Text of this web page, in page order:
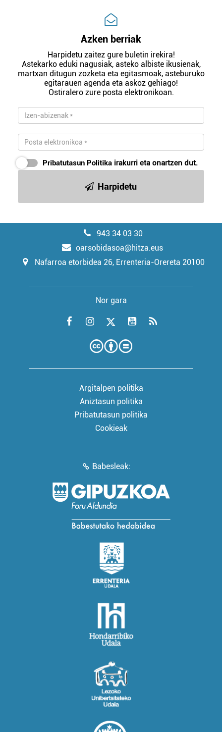
Azken berriak
Harpidetu zaitez gure buletin irekira!
Astekarko eduki nagusiak, asteko albiste ikusienak,
martxan ditugun zozketa eta egitasmoak, asteburuko
egitarauen agenda eta askoz gehiago!
Ostiralero zure posta elektronikoan.
Pribatutasun Politika irakurri eta onartzen dut.
Harpidetu
943 34 03 30
oarsobidasoa@hitza.eus
Nafarroa etorbidea 26, Errenteria-Orereta 20100
Nor gara
Argitalpen politika
Aniztasun politika
Pribatutasun politika
Cookieak
Babesleak: